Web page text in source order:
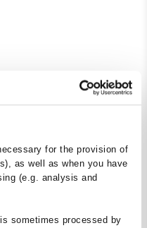
for the provision of
as well as when you have
(e.g. analysis and
sometimes processed by